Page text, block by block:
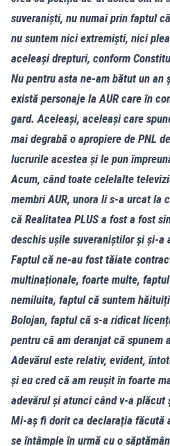
suveraniști, nu numai prin faptul
nu suntem nici extremiști, nici
aceleași drepturi, conform
Nu pentru asta ne-am bătut un an
există personaje la AUR care în
gard. Aceleaşi, aceleași care
mai degrabă o apropiere de PNL
lucrurile acestea și le pun
Acum, când toate celelalte
membri AUR, unora li s-a urcat la
că Realitatea PLUS a fost a fost
deschis ușile suveraniștilor și și-a
Faptul că ne-au fost tăiate
multinaționale, foarte multe,
nemiluita, faptul că suntem
Bolojan, faptul că s-a ridicat
pentru că am deranjat că spunem
Adevărul este relativ, evident,
și eu cred că am reușit în foarte
adevărul și atunci când v-a
Mi-aș fi dorit ca declarația făcută
se întâmple în urmă cu o